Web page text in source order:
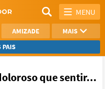
MENU
AMIZADE
MAIS
PAIS
que sentir...